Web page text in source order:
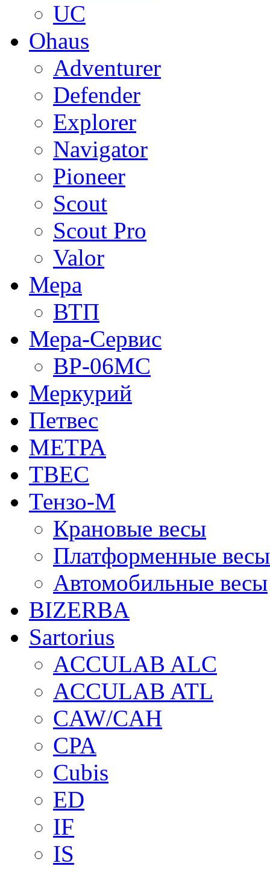
UC
Ohaus
Adventurer
Defender
Explorer
Navigator
Pioneer
Scout
Scout Pro
Valor
Мера
ВТП
Мера-Сервис
ВР-06МС
Меркурий
Петвес
МЕТРА
ТВЕС
Тензо-М
Крановые весы
Платформенные весы
Автомобильные весы
BIZERBA
Sartorius
ACCULAB ALC
ACCULAB ATL
CAW/CAH
CPA
Cubis
ED
IF
IS